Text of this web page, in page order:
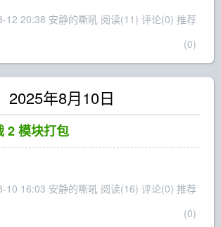
12 20:38 安静的嘶吼 阅读(11) 评论(0) 推荐
(0)
2025年8月10日
2 模块打包
10 16:03 安静的嘶吼 阅读(16) 评论(0) 推荐
(0)